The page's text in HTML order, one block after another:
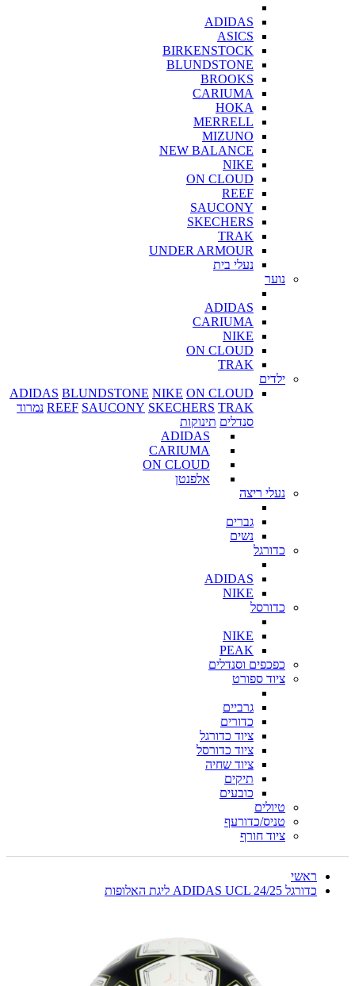
ADIDAS
ASICS
BIRKENSTOCK
BLUNDSTONE
BROOKS
CARIUMA
HOKA
MERRELL
MIZUNO
NEW BALANCE
NIKE
ON CLOUD
REEF
SAUCONY
SKECHERS
TRAK
UNDER ARMOUR
נעלי בית
נוער
ADIDAS
CARIUMA
NIKE
ON CLOUD
TRAK
ילדים
ADIDAS BLUNDSTONE NIKE ON CLOUD
REEF SAUCONY SKECHERS TRAK
נמרוד
סנדלים תינוקות
ADIDAS
CARIUMA
ON CLOUD
אלפנטן
נעלי ריצה
גברים
נשים
כדורגל
ADIDAS
NIKE
כדורסל
NIKE
PEAK
כפכפים וסנדלים
ציוד ספורט
גרביים
כדורים
ציוד כדורגל
ציוד כדורסל
ציוד שחיה
תיקים
כובעים
טיולים
טניס/כדורעף
ציוד חורף
ראשי
כדורגל ADIDAS UCL 24/25 ליגת האלופות